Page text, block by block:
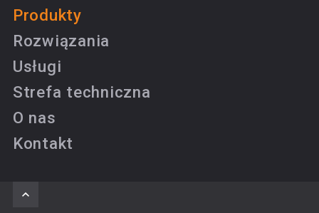
Produkty
Rozwiązania
Usługi
Strefa techniczna
O nas
Kontakt